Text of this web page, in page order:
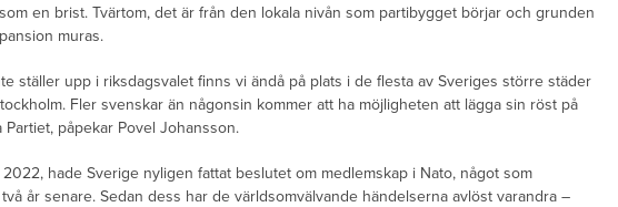
en brist. Tvärtom, det är från den lokala nivån som partibygget börjar och grunden
muras.
ställer upp i riksdagsvalet finns vi ändå på plats i de flesta av Sveriges större städer
Fler svenskar än någonsin kommer att ha möjligheten att lägga sin röst på
Partiet, påpekar Povel Johansson.
hade Sverige nyligen fattat beslutet om medlemskap i Nato, något som
år senare. Sedan dess har de världsomvälvande händelserna avlöst varandra –